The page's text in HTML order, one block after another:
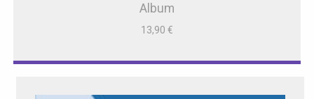
Album
13,90 €